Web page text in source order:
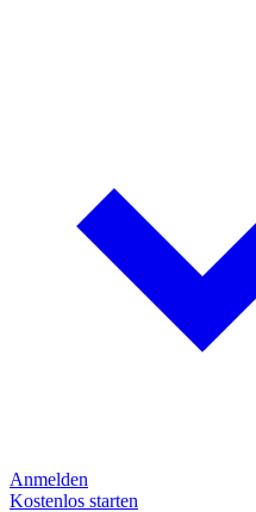
Anmelden
Kostenlos starten